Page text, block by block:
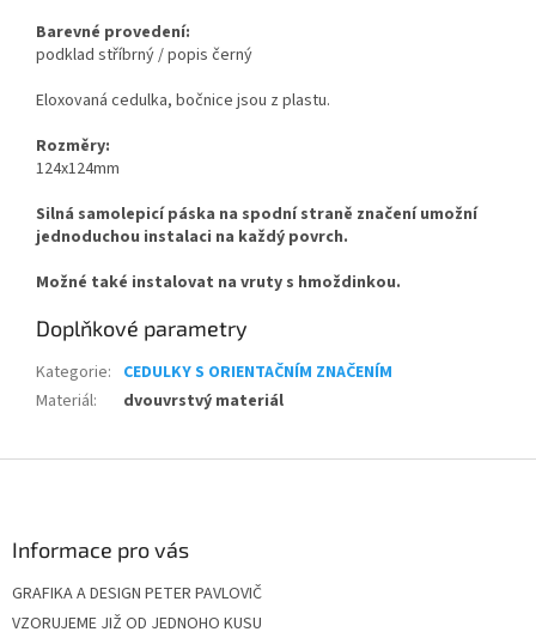
Barevné provedení:
podklad stříbrný / popis černý
Eloxovaná cedulka, bočnice jsou z plastu.
Rozměry:
124x124mm
Silná samolepicí páska na spodní straně značení umožní
jednoduchou instalaci na každý povrch.
Možné také instalovat na vruty s hmoždinkou.
Doplňkové parametry
Kategorie: CEDULKY S ORIENTAČNÍM ZNAČENÍM
Materiál: dvouvrstvý materiál
Informace pro vás
GRAFIKA A DESIGN PETER PAVLOVIČ
VZORUJEME JIŽ OD JEDNOHO KUSU